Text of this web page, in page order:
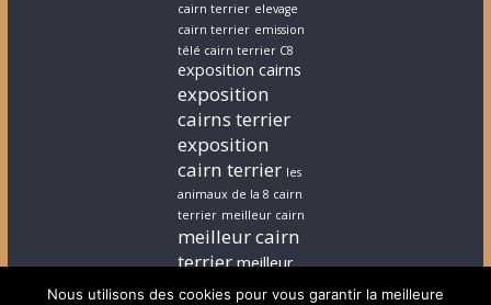
cairn terrier elevage
cairn terrier emission
télé cairn terrier C8
exposition cairns
exposition
cairns terrier
exposition
cairn terrier les
animaux de la 8 cairn
terrier meilleur cairn
meilleur cairn
terrier meilleur
elevage cairn
Nous utilisons des cookies pour vous garantir la meilleure